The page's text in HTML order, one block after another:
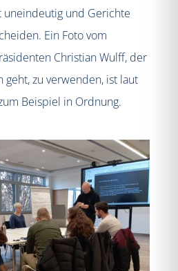
uneindeutig und Gerichte
Ein Foto vom
Christian Wulff, der
geht, zu verwenden, ist laut
Beispiel in Ordnung.